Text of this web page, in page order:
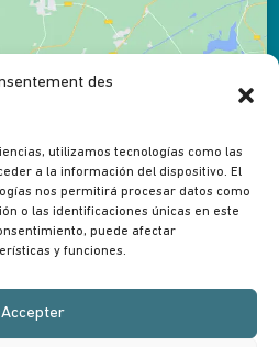
des
utilizamos tecnologías como las
a la información del dispositivo. El
nos permitirá procesar datos como
o las identificaciones únicas en este
puede afectar
y funciones.
Accepter
les cookies marketing et